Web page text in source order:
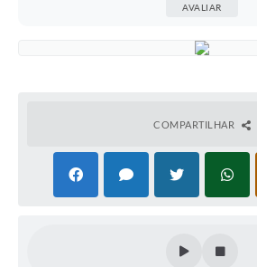
AVALIAR
COMPARTILHAR